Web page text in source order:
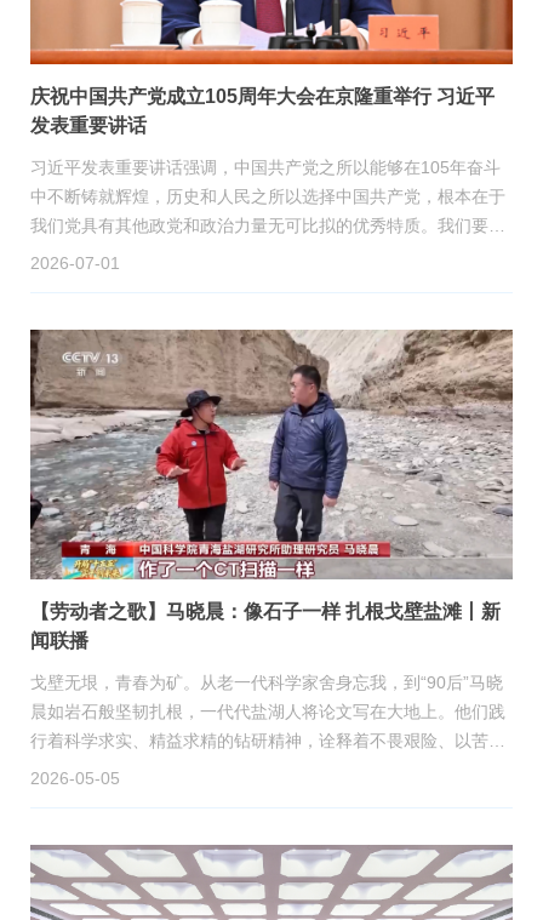
庆祝中国共产党成立105周年大会在京隆重举行 习近平
发表重要讲话
习近平发表重要讲话强调，中国共产党之所以能够在105年奋斗
中不断铸就辉煌，历史和人民之所以选择中国共产党，根本在于
我们党具有其他政党和政治力量无可比拟的优秀特质。我们要坚
定信心、接续奋斗，结合新的实际把党的优秀特质不断发扬光
2026-07-01
【劳动者之歌】马晓晨：像石子一样 扎根戈壁盐滩丨新
闻联播
戈壁无垠，青春为矿。从老一代科学家舍身忘我，到“90后”马晓
晨如岩石般坚韧扎根，一代代盐湖人将论文写在大地上。他们践
行着科学求实、精益求精的钻研精神，诠释着不畏艰险、以苦为
乐的坚韧品格。这正是“艰苦奋斗、无私奉献、团结拼搏、开拓创
2026-05-05